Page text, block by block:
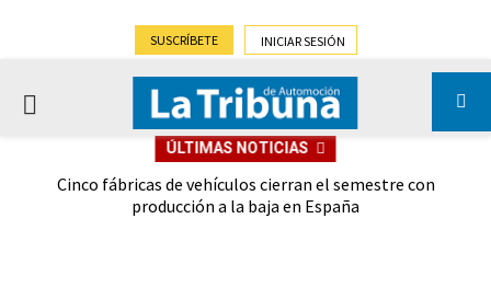
SUSCRÍBETE INICIAR SESIÓN
PRIMARY
ÚLTIMAS NOTICIAS
Cinco fábricas de vehículos cierran el semestre con
producción a la baja en España